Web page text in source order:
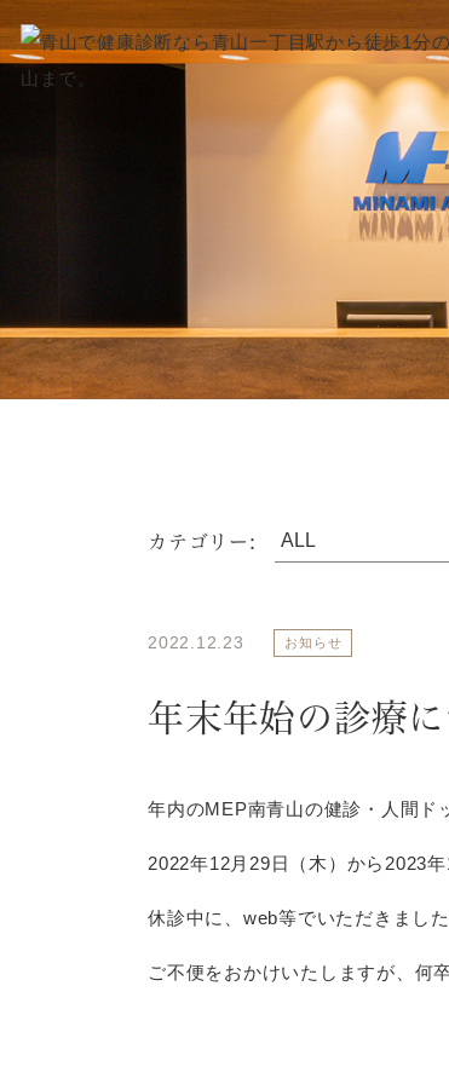
カテゴリー:
2022.12.23 お知らせ
年末年始の診療
年内のMEP南青山の健診・人間ド
2022年12月29日（木）から2023
休診中に、web等でいただきまし
ご不便をおかけいたしますが、何